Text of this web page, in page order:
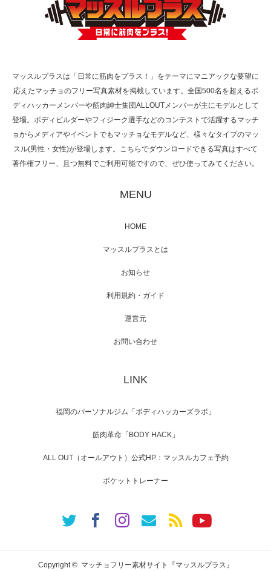
TOKYO FMラジオ番組「ONE MORNING」
で紹介さ…
た（6/8放送）
映画「メカバース」舞台挨拶へマッスルプラ
【TV】NHK BS「COOL JAPAN 」にてマッス
「ねとらぼ」さんに…
マッスルプラスは「日常に筋肉をプラス！」をテーマにマニアックな要望に
応えたマッチョのフリー写真素材を掲載しています。全国500名を超えるボ
ディハッカーメンバーや筋肉紳士集団ALLOUTメンバーが主にモデルとして
登場。ボディビルダーやフィジーク選手などのコンテストで活躍するマッチ
ョからメディアやイベントでもマッチョなモデルなど、様々なタイプのマッ
スル(男性・女性)が登場します。こちらでダウンロードできる写真はすべて
著作権フリー、且つ無料でご利用可能ですので、ぜひ使ってみてください。
MENU
HOME
マッスルプラスとは
お知らせ
利用規約・ガイド
運営元
お問い合わせ
LINK
福岡のパーソナルジム「ボディハッカーズラボ」
筋肉革命「BODY HACK」
ALL OUT（オールアウト）公式HP：マッスルカフェ予約
ポケットトレーナー
Copyright © マッチョフリー素材サイト『マッスルプラス』